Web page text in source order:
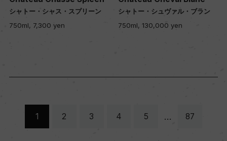
シャトー・シャス・スプリーン
750ml, 7,300 yen
シャトー・シュヴァル・ブラン
750ml, 130,000 yen
1 2 3 4 5 … 87